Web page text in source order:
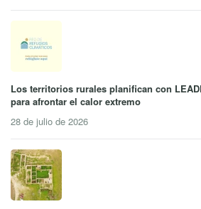
Los territorios rurales planifican con
para afrontar el calor extremo
28 de julio de 2026